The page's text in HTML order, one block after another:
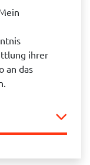
ihrer
an das